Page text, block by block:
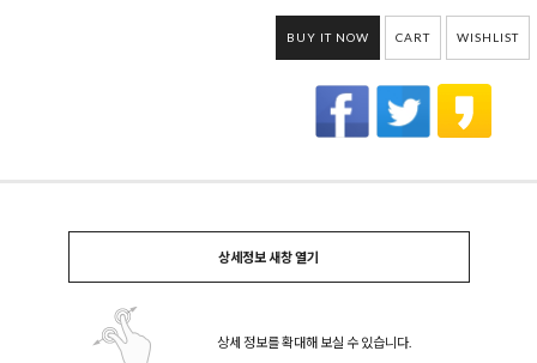
BUY IT NOW CART WISHLIST
상세정보 새창 열기
상세 정보를 확대해 보실 수 있습니다.